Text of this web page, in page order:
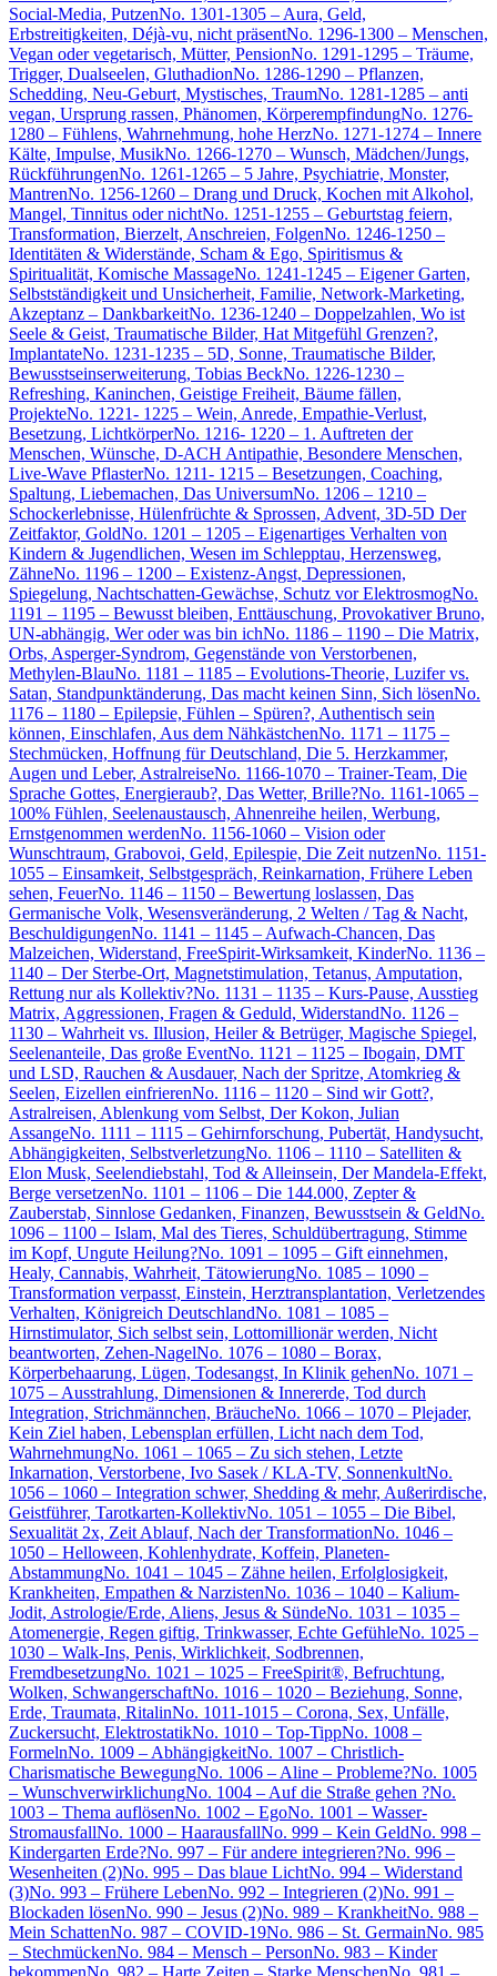
Social-Media, PutzenNo. 1301-1305 – Aura, Geld,
Erbstreitigkeiten, Déjà-vu, nicht präsentNo. 1296-1300 – Menschen,
Vegan oder vegetarisch, Mütter, PensionNo. 1291-1295 – Träume,
Trigger, Dualseelen, GluthadionNo. 1286-1290 – Pflanzen,
Schedding, Neu-Geburt, Mystisches, TraumNo. 1281-1285 – anti
vegan, Ursprung rassen, Phänomen, KörperempfindungNo. 1276-
1280 – Fühlens, Wahrnehmung, hohe HerzNo. 1271-1274 – Innere
Kälte, Impulse, MusikNo. 1266-1270 – Wunsch, Mädchen/Jungs,
RückführungenNo. 1261-1265 – 5 Jahre, Psychiatrie, Monster,
MantrenNo. 1256-1260 – Drang und Druck, Kochen mit Alkohol,
Mangel, Tinnitus oder nichtNo. 1251-1255 – Geburtstag feiern,
Transformation, Bierzelt, Anschreien, FolgenNo. 1246-1250 –
Identitäten & Widerstände, Scham & Ego, Spiritismus &
Spiritualität, Komische MassageNo. 1241-1245 – Eigener Garten,
Selbstständigkeit und Unsicherheit, Familie, Network-Marketing,
Akzeptanz – DankbarkeitNo. 1236-1240 – Doppelzahlen, Wo ist
Seele & Geist, Traumatische Bilder, Hat Mitgefühl Grenzen?,
ImplantateNo. 1231-1235 – 5D, Sonne, Traumatische Bilder,
Bewusstseinserweiterung, Tobias BeckNo. 1226-1230 –
Refreshing, Kaninchen, Geistige Freiheit, Bäume fällen,
ProjekteNo. 1221- 1225 – Wein, Anrede, Empathie-Verlust,
Besetzung, LichtkörperNo. 1216- 1220 – 1. Auftreten der
Menschen, Wünsche, D-ACH Antipathie, Besondere Menschen,
Live-Wave PflasterNo. 1211- 1215 – Besetzungen, Coaching,
Spaltung, Liebemachen, Das UniversumNo. 1206 – 1210 –
Schockerlebnisse, Hülenfrüchte & Sprossen, Advent, 3D-5D Der
Zeitfaktor, GoldNo. 1201 – 1205 – Eigenartiges Verhalten von
Kindern & Jugendlichen, Wesen im Schlepptau, Herzensweg,
ZähneNo. 1196 – 1200 – Existenz-Angst, Depressionen,
Spiegelung, Nachtschatten-Gewächse, Schutz vor ElektrosmogNo.
1191 – 1195 – Bewusst bleiben, Enttäuschung, Provokativer Bruno,
UN-abhängig, Wer oder was bin ichNo. 1186 – 1190 – Die Matrix,
Orbs, Asperger-Syndrom, Gegenstände von Verstorbenen,
Methylen-BlauNo. 1181 – 1185 – Evolutions-Theorie, Luzifer vs.
Satan, Standpunktänderung, Das macht keinen Sinn, Sich lösenNo.
1176 – 1180 – Epilepsie, Fühlen – Spüren?, Authentisch sein
können, Einschlafen, Aus dem NähkästchenNo. 1171 – 1175 –
Stechmücken, Hoffnung für Deutschland, Die 5. Herzkammer,
Augen und Leber, AstralreiseNo. 1166-1070 – Trainer-Team, Die
Sprache Gottes, Energieraub?, Das Wetter, Brille?No. 1161-1065 –
100% Fühlen, Seelenaustausch, Ahnenreihe heilen, Werbung,
Ernstgenommen werdenNo. 1156-1060 – Vision oder
Wunschtraum, Grabovoi, Geld, Epilespie, Die Zeit nutzenNo. 1151-
1055 – Einsamkeit, Selbstgespräch, Reinkarnation, Frühere Leben
sehen, FeuerNo. 1146 – 1150 – Bewertung loslassen, Das
Germanische Volk, Wesensveränderung, 2 Welten / Tag & Nacht,
BeschuldigungenNo. 1141 – 1145 – Aufwach-Chancen, Das
Malzeichen, Widerstand, FreeSpirit-Wirksamkeit, KinderNo. 1136 –
1140 – Der Sterbe-Ort, Magnetstimulation, Tetanus, Amputation,
Rettung nur als Kollektiv?No. 1131 – 1135 – Kurs-Pause, Ausstieg
Matrix, Aggressionen, Fragen & Geduld, WiderstandNo. 1126 –
1130 – Wahrheit vs. Illusion, Heiler & Betrüger, Magische Spiegel,
Seelenanteile, Das große EventNo. 1121 – 1125 – Ibogain, DMT
und LSD, Rauchen & Ausdauer, Nach der Spritze, Atomkrieg &
Seelen, Eizellen einfrierenNo. 1116 – 1120 – Sind wir Gott?,
Astralreisen, Ablenkung vom Selbst, Der Kokon, Julian
AssangeNo. 1111 – 1115 – Gehirnforschung, Pubertät, Handysucht,
Abhängigkeiten, SelbstverletzungNo. 1106 – 1110 – Satelliten &
Elon Musk, Seelendiebstahl, Tod & Alleinsein, Der Mandela-Effekt,
Berge versetzenNo. 1101 – 1106 – Die 144.000, Zepter &
Zauberstab, Sinnlose Gedanken, Finanzen, Bewusstsein & GeldNo.
1096 – 1100 – Islam, Mal des Tieres, Schuldübertragung, Stimme
im Kopf, Ungute Heilung?No. 1091 – 1095 – Gift einnehmen,
Healy, Cannabis, Wahrheit, TätowierungNo. 1085 – 1090 –
Transformation verpasst, Einstein, Herztransplantation, Verletzendes
Verhalten, Königreich DeutschlandNo. 1081 – 1085 –
Hirnstimulator, Sich selbst sein, Lottomillionär werden, Nicht
beantworten, Zehen-NagelNo. 1076 – 1080 – Borax,
Körperbehaarung, Lügen, Todesangst, In Klinik gehenNo. 1071 –
1075 – Ausstrahlung, Dimensionen & Innererde, Tod durch
Integration, Strichmännchen, BräucheNo. 1066 – 1070 – Plejader,
Kein Ziel haben, Lebensplan erfüllen, Licht nach dem Tod,
WahrnehmungNo. 1061 – 1065 – Zu sich stehen, Letzte
Inkarnation, Verstorbene, Ivo Sasek / KLA-TV, SonnenkultNo.
1056 – 1060 – Integration schwer, Shedding & mehr, Außerirdische,
Geistführer, Tarotkarten-KollektivNo. 1051 – 1055 – Die Bibel,
Sexualität 2x, Zeit Ablauf, Nach der TransformationNo. 1046 –
1050 – Helloween, Kohlenhydrate, Koffein, Planeten-
AbstammungNo. 1041 – 1045 – Zähne heilen, Erfolglosigkeit,
Krankheiten, Empathen & NarzistenNo. 1036 – 1040 – Kalium-
Jodit, Astrologie/Erde, Aliens, Jesus & SündeNo. 1031 – 1035 –
Atomenergie, Regen giftig, Trinkwasser, Echte GefühleNo. 1025 –
1030 – Walk-Ins, Penis, Wirklichkeit, Sodbrennen,
FremdbesetzungNo. 1021 – 1025 – FreeSpirit®, Befruchtung,
Wolken, SchwangerschaftNo. 1016 – 1020 – Beziehung, Sonne,
Erde, Traumata, RitalinNo. 1011-1015 – Corona, Sex, Unfälle,
Zuckersucht, ElektrostatikNo. 1010 – Top-TippNo. 1008 –
FormelnNo. 1009 – AbhängigkeitNo. 1007 – Christlich-
Charismatische BewegungNo. 1006 – Aline – Probleme?No. 1005
– WunschverwirklichungNo. 1004 – Auf die Straße gehen ?No.
1003 – Thema auflösenNo. 1002 – EgoNo. 1001 – Wasser-
StromausfallNo. 1000 – HaarausfallNo. 999 – Kein GeldNo. 998 –
Kindergarten Erde?No. 997 – Für andere integrieren?No. 996 –
Wesenheiten (2)No. 995 – Das blaue LichtNo. 994 – Widerstand
(3)No. 993 – Frühere LebenNo. 992 – Integrieren (2)No. 991 –
Blockaden lösenNo. 990 – Jesus (2)No. 989 – KrankheitNo. 988 –
Mein SchattenNo. 987 – COVID-19No. 986 – St. GermainNo. 985
– StechmückenNo. 984 – Mensch – PersonNo. 983 – Kinder
bekommenNo. 982 – Harte Zeiten – Starke MenschenNo. 981 –